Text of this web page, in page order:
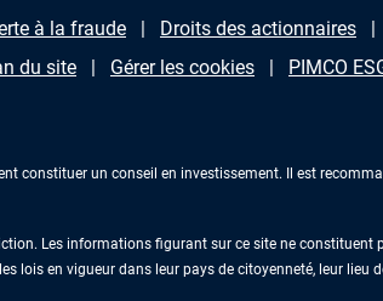
à la fraude Droits des actionnaires
du site Gérer les cookies PIMCO
constituer un conseil en investissement. Il est
Les informations figurant sur ce site ne
lois en vigueur dans leur pays de citoyenneté, leur lieu